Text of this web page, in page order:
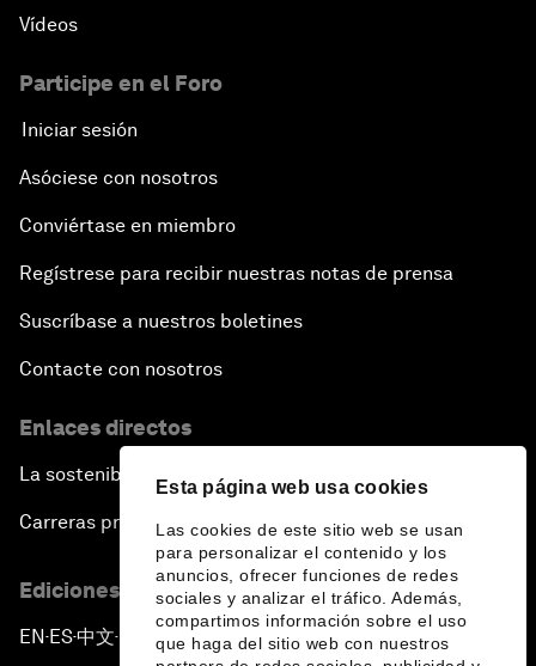
Esta página web usa cookies
Las cookies de este sitio web se usan
para personalizar el contenido y los
anuncios, ofrecer funciones de redes
sociales y analizar el tráfico. Además,
compartimos información sobre el uso
que haga del sitio web con nuestros
Vídeos
Participe en el Foro
Iniciar sesión
Asóciese con nosotros
Conviértase en miembro
Regístrese para recibir nuestras notas de prensa
Suscríbase a nuestros boletines
Contacte con nosotros
Enlaces directos
La sostenibilidad en el Foro
Carreras profesionales
Ediciones en otros idiomas
EN ▪ES▪中文▪ 日本語